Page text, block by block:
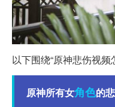
以下围绕“原神悲伤视
原神所有女角色的